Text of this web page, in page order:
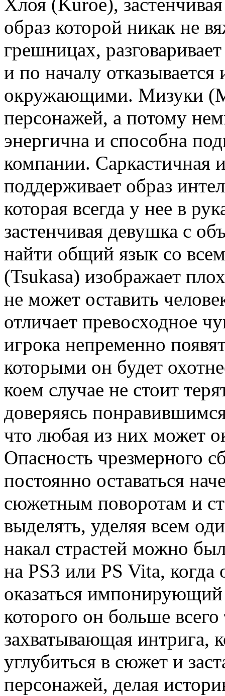
Хлоя (Kuroe),
образ которой никак не
грешницах,
и по началу отказывается
окружающими. Мизуки
персонажей, а потому
энергична и способна
компании.
поддерживает образ
которая всегда у нее в
застенчивая девушка с
найти общий язык со
(Tsukasa) изображает
не может оставить
отличает превосходное
игрока непременно
которыми он будет
коем случае не стоит
доверяясь
что любая из них может
Опасность чрезмерного
постоянно оставаться
сюжетным поворотам и
выделять, уделяя всем
накал страстей можно
на PS3 или PS Vita, когда
оказаться
которого он больше
захватывающая интрига,
углубиться в сюжет и
персонажей, делая